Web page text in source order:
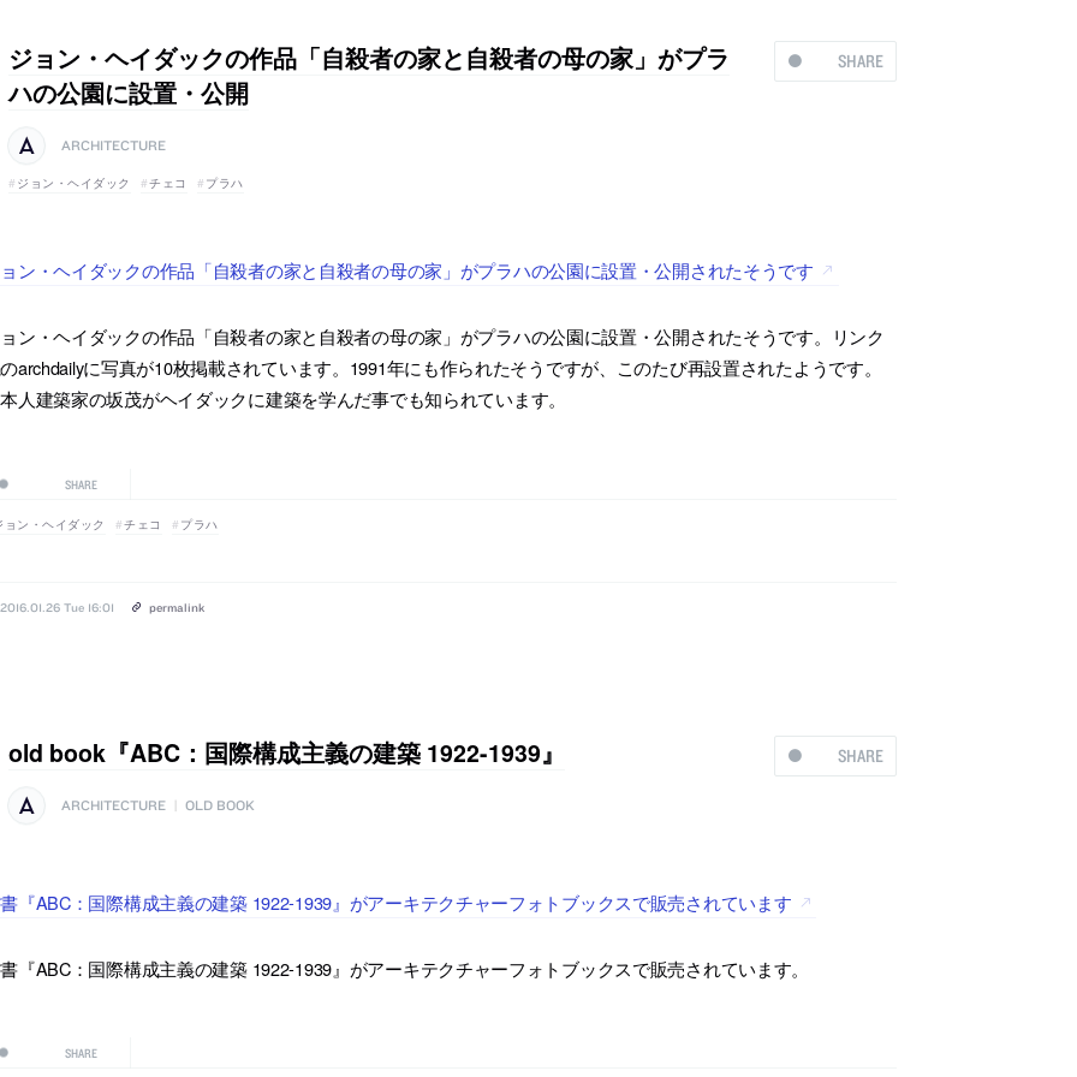
SHARE
ジョン・ヘイダックの作品「自殺者の家と自殺者の母の家」がプラ
ハの公園に設置・公開
ARCHITECTURE
ジョン・ヘイダック チェコ プラハ
ン・ヘイダックの作品「自殺者の家と自殺者の母の家」がプラハの公園に設置・公開されたそうです
ン・ヘイダックの作品「自殺者の家と自殺者の母の家」がプラハの公園に設置・公開されたそうです。リンク
archdailyに写真が10枚掲載されています。1991年にも作られたそうですが、このたび再設置されたようです。
人建築家の坂茂がヘイダックに建築を学んだ事でも知られています。
SHARE
ョン・ヘイダック チェコ プラハ
2016.01.26 Tue 16:01 permalink
SHARE
old book『ABC：国際構成主義の建築 1922-1939』
ARCHITECTURE OLD BOOK
『ABC：国際構成主義の建築 1922-1939』がアーキテクチャーフォトブックスで販売されています
『ABC：国際構成主義の建築 1922-1939』がアーキテクチャーフォトブックスで販売されています。
SHARE